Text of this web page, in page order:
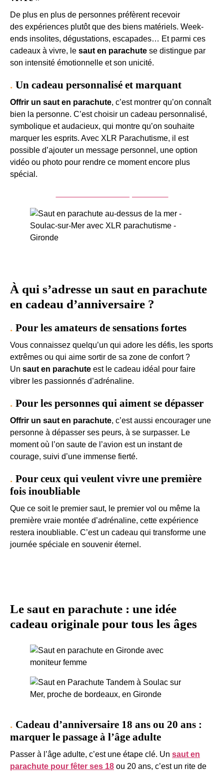
De plus en plus de personnes préfèrent recevoir
des expériences plutôt que des biens matériels. Week-
ends insolites, dégustations, escapades… Et parmi ces
cadeaux à vivre, le saut en parachute se distingue par
son intensité émotionnelle et son unicité.
Un cadeau personnalisé et marquant
Offrir un saut en parachute, c’est montrer qu’on connaît
bien la personne. C’est choisir un cadeau personnalisé,
symbolique et audacieux, qui montre qu’on souhaite
marquer les esprits. Avec XLR Parachutisme, il est
possible d’ajouter un message personnel, une option
vidéo ou photo pour rendre ce moment encore plus
spécial.
À qui s’adresse un saut en parachute
en cadeau d’anniversaire ?
Pour les amateurs de sensations fortes
Vous connaissez quelqu’un qui adore les défis, les sports
extrêmes ou qui aime sortir de sa zone de confort ?
Un saut en parachute est le cadeau idéal pour faire
vibrer les passionnés d’adrénaline.
Pour les personnes qui aiment se dépasser
Offrir un saut en parachute, c’est aussi encourager une
personne à dépasser ses peurs, à se surpasser. Le
moment où l’on saute de l’avion est un instant de
courage, suivi d’une immense fierté.
Pour ceux qui veulent vivre une première
fois inoubliable
Que ce soit le premier saut, le premier vol ou même la
première vraie montée d’adrénaline, cette expérience
restera inoubliable. C’est un cadeau qui transforme une
journée spéciale en souvenir éternel.
Le saut en parachute : une idée
cadeau originale pour tous les âges
Cadeau d’anniversaire 18 ans ou 20 ans :
marquer le passage à l’âge adulte
Passer à l’âge adulte, c’est une étape clé. Un saut en
parachute pour fêter ses 18 ou 20 ans, c’est un rite de